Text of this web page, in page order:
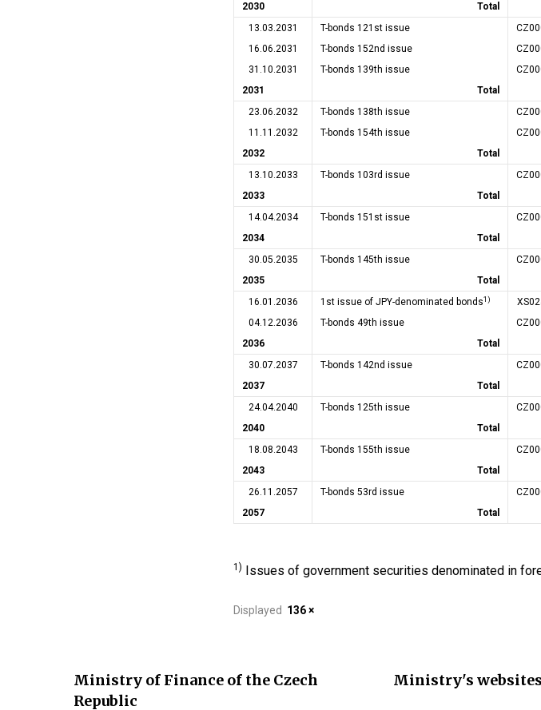
2030
Total
13.03.2031
T-bonds 121st issue
16.06.2031
T-bonds 152nd issue
31.10.2031
T-bonds 139th issue
2031
Total
23.06.2032
T-bonds 138th issue
11.11.2032
T-bonds 154th issue
2032
Total
13.10.2033
T-bonds 103rd issue
2033
Total
14.04.2034
T-bonds 151st issue
2034
Total
30.05.2035
T-bonds 145th issue
2035
Total
16.01.2036
1st issue of JPY-denominated bonds1)
04.12.2036
T-bonds 49th issue
2036
Total
30.07.2037
T-bonds 142nd issue
2037
Total
24.04.2040
T-bonds 125th issue
2040
Total
18.08.2043
T-bonds 155th issue
2043
Total
26.11.2057
T-bonds 53rd issue
2057
Total
1) Issues of government securities denominated in
Displayed 136 ×
Ministry of Finance of the Czech
Republic
Ministry's websites